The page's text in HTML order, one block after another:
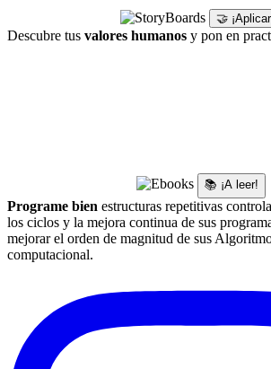
🤝
Descubre tus valores humanos y pon en
📚 ¡A leer!
Programe bien estructuras repetitivas
los ciclos y la mejora continua de sus
mejorar el orden de magnitud de sus
computacional.